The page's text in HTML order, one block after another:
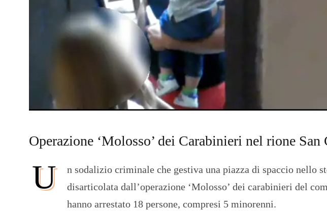
R
N
Operazione ‘Molosso’ dei Carabinieri nel rione
U
n sodalizio criminale che gestiva una piazza di spaccio nello
disarticolata dall’operazione ‘Molosso’ dei carabinieri del
hanno arrestato 18 persone, compresi 5 minorenni.